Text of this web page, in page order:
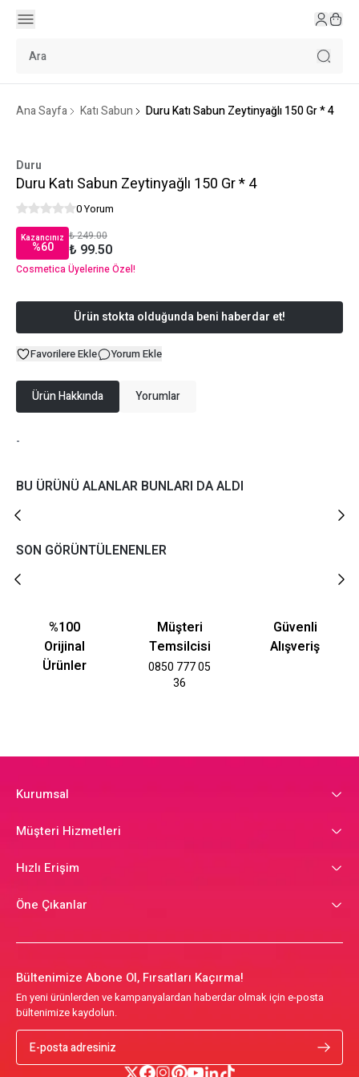
Ana Sayfa Katı Sabun Duru Katı Sabun Zeytinyağlı 150 Gr * 4
Duru
Duru Katı Sabun Zeytinyağlı 150 Gr * 4
0 Yorum
Kazancınız
%60
₺ 249.00
₺ 99.50
Cosmetica Üyelerine Özel!
Ürün stokta olduğunda beni haberdar et!
Favorilere Ekle Yorum Ekle
Ürün Hakkında Yorumlar
-
BU ÜRÜNÜ ALANLAR BUNLARI DA ALDI
SON GÖRÜNTÜLENENLER
%100
Orijinal
Ürünler
Müşteri
Temsilcisi
0850 777 05
36
Güvenli
Alışveriş
Kurumsal
Müşteri Hizmetleri
Hızlı Erişim
Öne Çıkanlar
Bültenimize Abone Ol, Fırsatları Kaçırma!
En yeni ürünlerden ve kampanyalardan haberdar olmak için e-posta
bültenimize kaydolun.